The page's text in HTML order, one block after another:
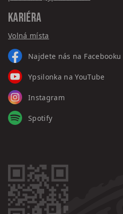
KARIÉRA
Volná místa
Najdete nás na Facebooku
Ypsilonka na YouTube
Instagram
Spotify